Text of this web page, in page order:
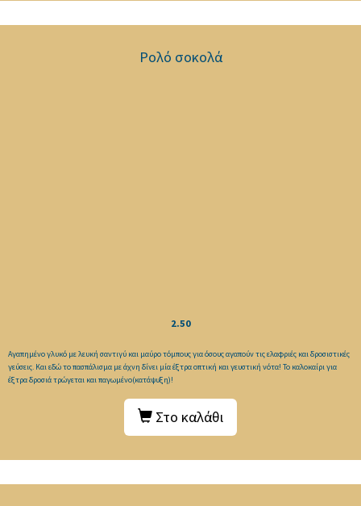
Ρολό σοκολά
2.50
Αγαπημένο γλυκό με λευκή σαντιγύ και μαύρο τόμπους για όσους αγαπούν τις ελαφριές και δροσιστικές
γεύσεις. Και εδώ το πασπάλισμα με άχνη δίνει μία έξτρα οπτική και γευστική νότα! Το καλοκαίρι για
έξτρα δροσιά τρώγεται και παγωμένο(κατάψυξη)!
Στο καλάθι